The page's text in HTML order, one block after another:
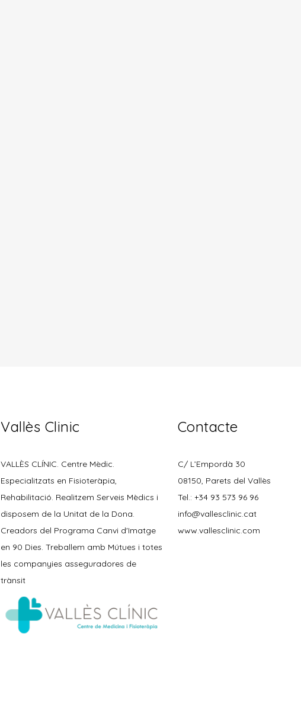
Vallès Clinic
VALLÈS CLÍNIC. Centre Mèdic.
Especialitzats en Fisioteràpia,
Rehabilitació. Realitzem Serveis Mèdics i
disposem de la Unitat de la Dona.
Creadors del Programa Canvi d'Imatge
en 90 Dies. Treballem amb Mútues i totes
les companyies asseguradores de
trànsit
Contacte
C/ L’Empordà 30
08150, Parets del Vallès
Tel.: +34 93 573 96 96
info@vallesclinic.cat
www.vallesclinic.com